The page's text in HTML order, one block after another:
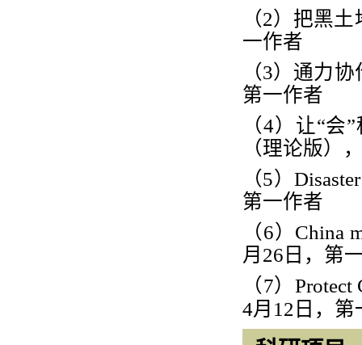
（2）把黑土
一作者
（3）通力协
第一作者
（4）让“会”
（理论版）
（5）
第一作者
（6） China
月 26 日，第
（7） Protect
4月 12 日，